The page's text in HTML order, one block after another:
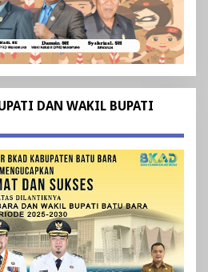
DAN WAKIL BUPATI